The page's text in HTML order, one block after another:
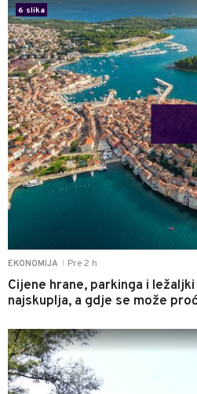
EKONOMIJA Pre 2 h
Cijene hrane, parkinga i
najskuplja, a gdje se može
6 slika